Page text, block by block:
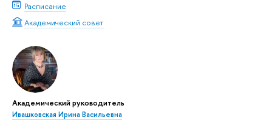
Расписание
Академический совет
Академический руководитель
Ивашковская Ирина Васильевна